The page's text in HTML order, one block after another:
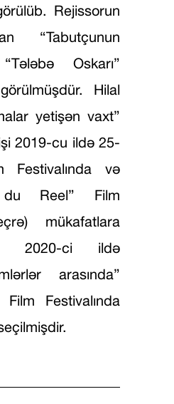
Rejissorun
“Tabutçunun
Oskarı”
Hilal
yetişən vaxt”
2019-cu ildə 25-
Festivalında və
Reel” Film
mükafatlara
2020-ci ildə
arasında”
Festivalında